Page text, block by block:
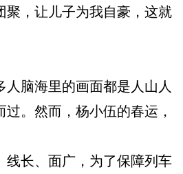
聚，让儿子为我自豪，这就
脑海里的画面都是人山人
。然而，杨小伍的春运，
长、面广，为了保障列车